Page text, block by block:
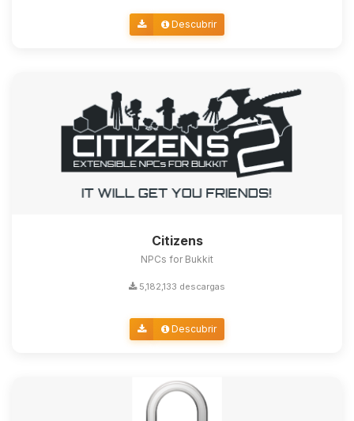
Descubrir
Citizens
NPCs for Bukkit
5,182,133 descargas
Descubrir